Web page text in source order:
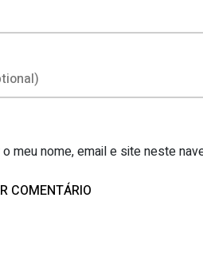
o meu nome, email e site neste